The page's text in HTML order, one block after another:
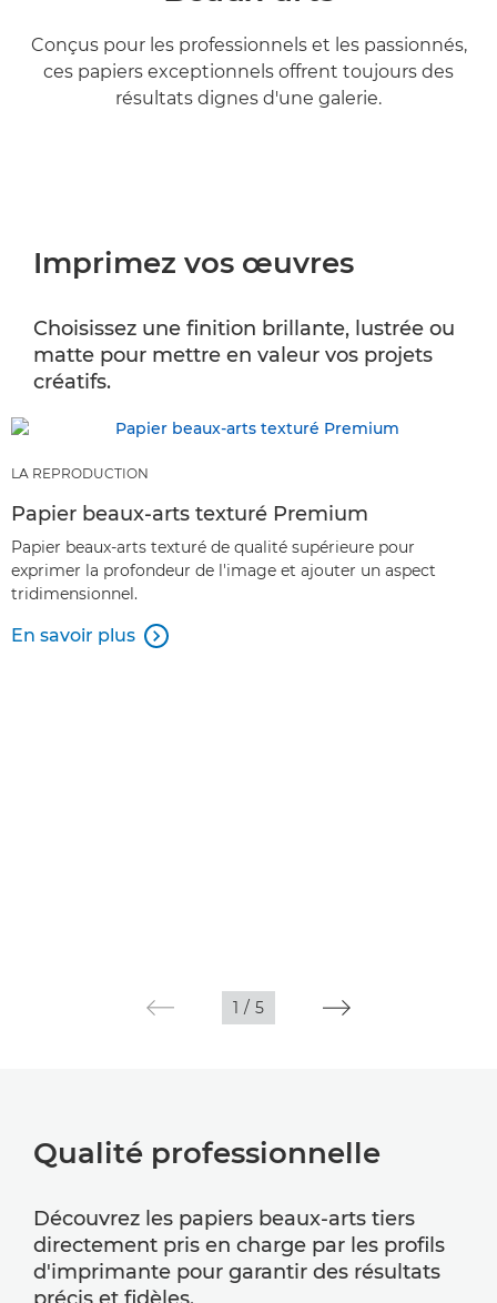
Conçus pour les professionnels et les passionnés,
ces papiers exceptionnels offrent toujours des
résultats dignes d'une galerie.
Imprimez vos œuvres
Choisissez une finition brillante, lustrée ou
matte pour mettre en valeur vos projets
créatifs.
LA REPRODUCTION
Papier beaux-arts texturé Premium
Papier beaux-arts texturé de qualité supérieure pour
exprimer la profondeur de l'image et ajouter un aspect
tridimensionnel.
En savoir plus 
1 / 5
Qualité professionnelle
Découvrez les papiers beaux-arts tiers
directement pris en charge par les profils
d'imprimante pour garantir des résultats